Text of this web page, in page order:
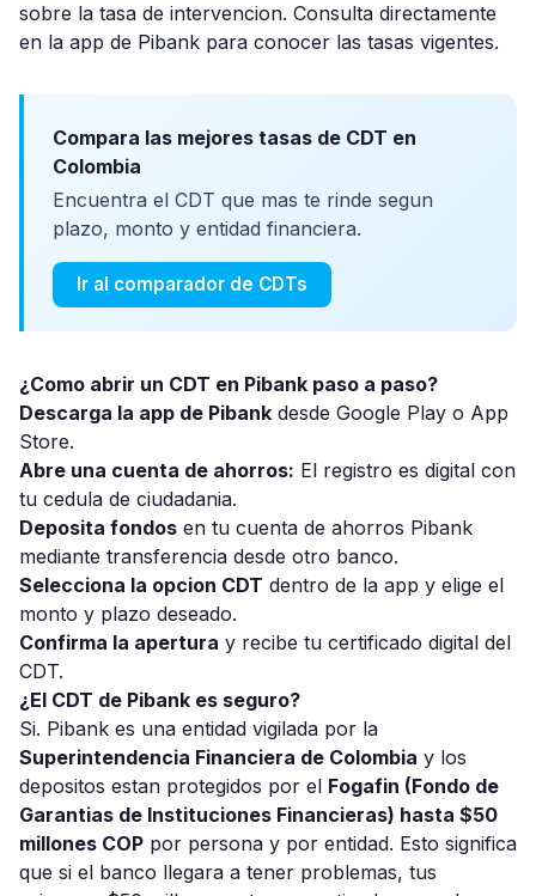
sobre la tasa de intervencion. Consulta directamente
en la app de Pibank para conocer las tasas vigentes.
Compara las mejores tasas de CDT en
Colombia
Encuentra el CDT que mas te rinde segun
plazo, monto y entidad financiera.
Ir al comparador de CDTs
¿Como abrir un CDT en Pibank paso a paso?
Descarga la app de Pibank desde Google Play o App
Store.
Abre una cuenta de ahorros: El registro es digital con
tu cedula de ciudadania.
Deposita fondos en tu cuenta de ahorros Pibank
mediante transferencia desde otro banco.
Selecciona la opcion CDT dentro de la app y elige el
monto y plazo deseado.
Confirma la apertura y recibe tu certificado digital del
CDT.
¿El CDT de Pibank es seguro?
Si. Pibank es una entidad vigilada por la
Superintendencia Financiera de Colombia y los
depositos estan protegidos por el Fogafin (Fondo de
Garantias de Instituciones Financieras) hasta $50
millones COP por persona y por entidad. Esto significa
que si el banco llegara a tener problemas, tus